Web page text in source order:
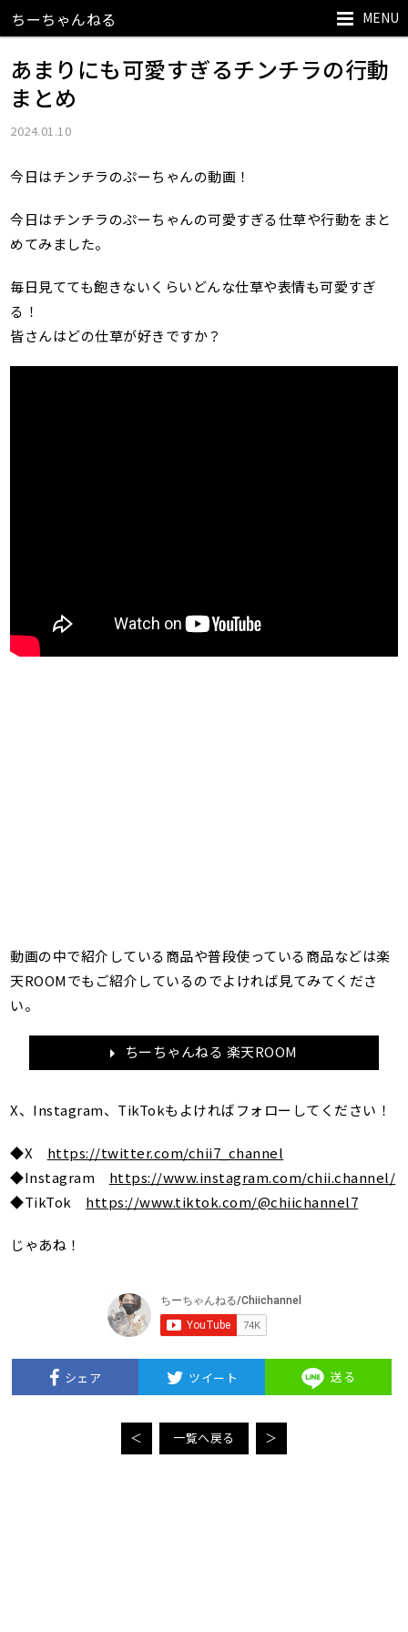
MENU
ちーちゃんねる
あまりにも可愛すぎるチンチラの行動
まとめ
2024.01.10
今日はチンチラのぷーちゃんの動画！
今日はチンチラのぷーちゃんの可愛すぎる仕草や行動をまと
めてみました。
毎日見てても飽きないくらいどんな仕草や表情も可愛すぎ
る！
皆さんはどの仕草が好きですか？
動画の中で紹介している商品や普段使っている商品などは楽
天ROOMでもご紹介しているのでよければ見てみてくださ
い。
ちーちゃんねる 楽天ROOM
X、Instagram、TikTokもよければフォローしてください！
◆X https://twitter.com/chii7_channel
◆Instagram https://www.instagram.com/chii.channel/
◆TikTok https://www.tiktok.com/@chiichannel7
じゃあね！
シェア ツイート 送る
＜ 一覧へ戻る ＞